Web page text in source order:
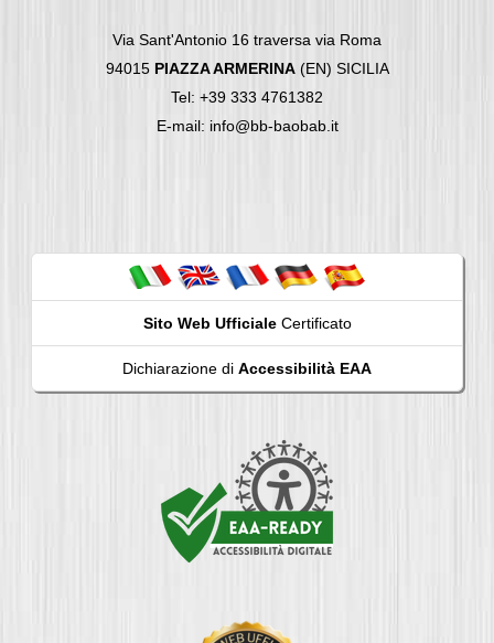
Via Sant'Antonio 16 traversa via Roma
94015 PIAZZA ARMERINA(EN) SICILIA
Tel: +39 333 4761382
E-mail: info@bb-baobab.it
Sito Web UfficialeCertificato
Dichiarazione di Accessibilità EAA